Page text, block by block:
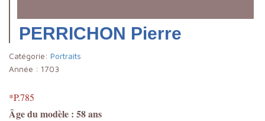
PERRICHON Pierre
Catégorie: Portraits
Année : 1703
*P.785
Âge du modèle : 58 ans